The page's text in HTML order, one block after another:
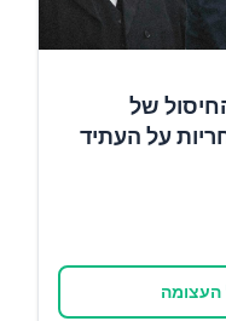
של
על העתיד